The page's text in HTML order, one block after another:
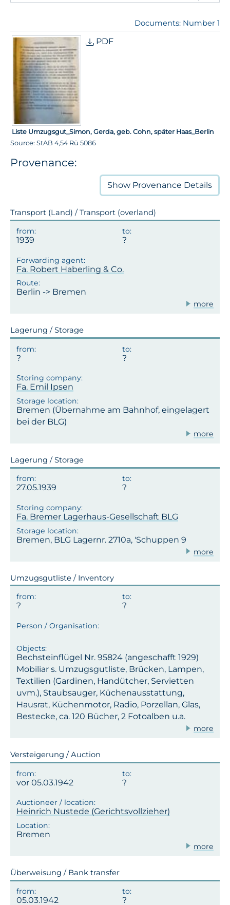
Documents: Number 1
PDF
Liste Umzugsgut_Simon, Gerda, geb. Cohn, später Haas_Berlin
Source: StAB 4,54 Rü 5086
Provenance:
Show Provenance Details
Transport (Land) / Transport (overland)
1939
Fa. Robert Haberling & Co.
Berlin -> Bremen
more
Lagerung / Storage
Fa. Emil Ipsen
Bremen (Übernahme am Bahnhof, eingelagert
bei der BLG)
more
Lagerung / Storage
27.05.1939 ?
Fa. Bremer Lagerhaus-Gesellschaft BLG
Bremen, BLG Lagernr. 2710a, 'Schuppen 9
more
Umzugsgutliste / Inventory
Bechsteinflügel Nr. 95824 (angeschafft 1929)
Mobiliar s. Umzugsgutliste, Brücken, Lampen,
Textilien (Gardinen, Handütcher, Servietten
uvm.), Staubsauger, Küchenausstattung,
Hausrat, Küchenmotor, Radio, Porzellan, Glas,
Bestecke, ca. 120 Bücher, 2 Fotoalben u.a.
more
Versteigerung / Auction
vor 05.03.1942
Heinrich Nustede (Gerichtsvollzieher)
Bremen
more
Überweisung / Bank transfer
05.03.1942